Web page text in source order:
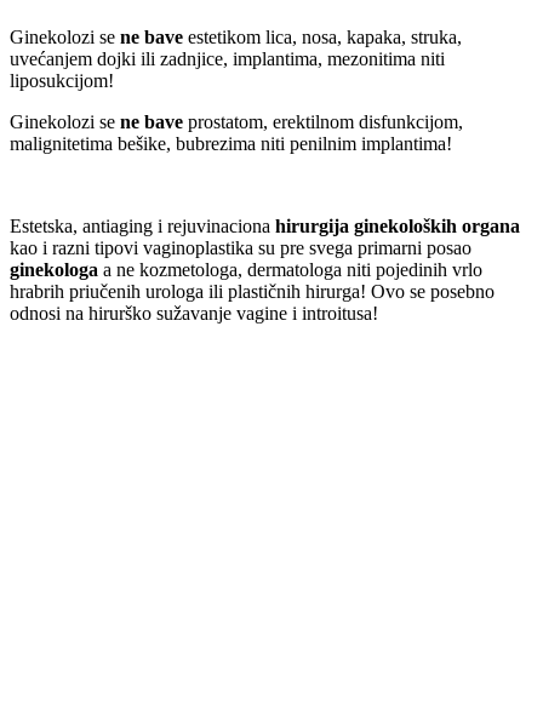
Ginekolozi se ne bave estetikom lica, nosa, kapaka, struka,
uvećanjem dojki ili zadnjice, implantima, mezonitima niti
liposukcijom!
Ginekolozi se ne bave prostatom, erektilnom disfunkcijom,
malignitetima bešike, bubrezima niti penilnim implantima!
Estetska, antiaging i rejuvinaciona hirurgija ginekoloških organa
kao i razni tipovi vaginoplastika su pre svega primarni posao
ginekologa a ne kozmetologa, dermatologa niti pojedinih vrlo
hrabrih priučenih urologa ili plastičnih hirurga! Ovo se posebno
odnosi na hirurško sužavanje vagine i introitusa!